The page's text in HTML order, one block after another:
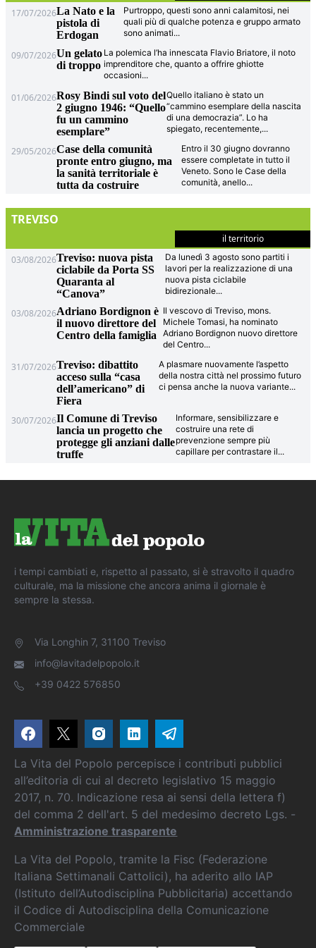
17/07/2026La Nato e la
pistola di
Erdogan
Purtroppo, questi sono anni calamitosi, nei
quali più di qualche potenza e gruppo armato
sono animati...
09/07/2026Un gelato
di troppo
La polemica l’ha innescata Flavio Briatore, il noto
imprenditore che, quanto a offrire ghiotte
occasioni...
01/06/2026Rosy Bindi sul voto del
2 giugno 1946: “Quello
fu un cammino
esemplare”
Quello italiano è stato un
“cammino esemplare della nascita
di una democrazia”. Lo ha
spiegato, recentemente,...
29/05/2026Case della comunità
pronte entro giugno, ma
la sanità territoriale è
tutta da costruire
Entro il 30 giugno dovranno
essere completate in tutto il
Veneto. Sono le Case della
comunità, anello...
TREVISO
il territorio
03/08/2026Treviso: nuova pista
ciclabile da Porta SS
Quaranta al
“Canova”
Da lunedì 3 agosto sono partiti i
lavori per la realizzazione di una
nuova pista ciclabile
bidirezionale...
03/08/2026Adriano Bordignon è
il nuovo direttore del
Centro della famiglia
Il vescovo di Treviso, mons.
Michele Tomasi, ha nominato
Adriano Bordignon nuovo direttore
del Centro...
31/07/2026Treviso: dibattito
acceso sulla “casa
dell’americano” di
Fiera
A plasmare nuovamente l’aspetto
della nostra città nel prossimo futuro
ci pensa anche la nuova variante...
30/07/2026Il Comune di Treviso
lancia un progetto che
protegge gli anziani dalle
truffe
Informare, sensibilizzare e
costruire una rete di
prevenzione sempre più
capillare per contrastare il...
i tempi cambiati e, rispetto al passato, si è stravolto il quadro
culturale, ma la missione che ancora anima il giornale è
sempre la stessa.
Via Longhin 7, 31100 Treviso
info@lavitadelpopolo.it
+39 0422 576850
La Vita del Popolo percepisce i contributi pubblici
all’editoria di cui al decreto legislativo 15 maggio
2017, n. 70. Indicazione resa ai sensi della lettera f)
del comma 2 dell'art. 5 del medesimo decreto Lgs. -
Amministrazione trasparente
La Vita del Popolo, tramite la Fisc (Federazione
Italiana Settimanali Cattolici), ha aderito allo IAP
(Istituto dell’Autodisciplina Pubblicitaria) accettando
il Codice di Autodisciplina della Comunicazione
Commerciale